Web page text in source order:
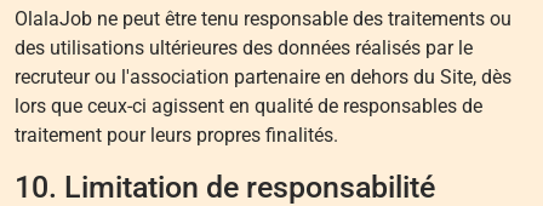
OlalaJob ne peut être tenu responsable des traitements ou
des utilisations ultérieures des données réalisés par le
recruteur ou l'association partenaire en dehors du Site, dès
lors que ceux-ci agissent en qualité de responsables de
traitement pour leurs propres finalités.
10. Limitation de responsabilité